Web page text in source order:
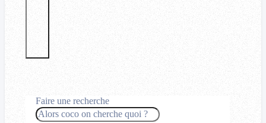
Faire une recherche
Rechercher